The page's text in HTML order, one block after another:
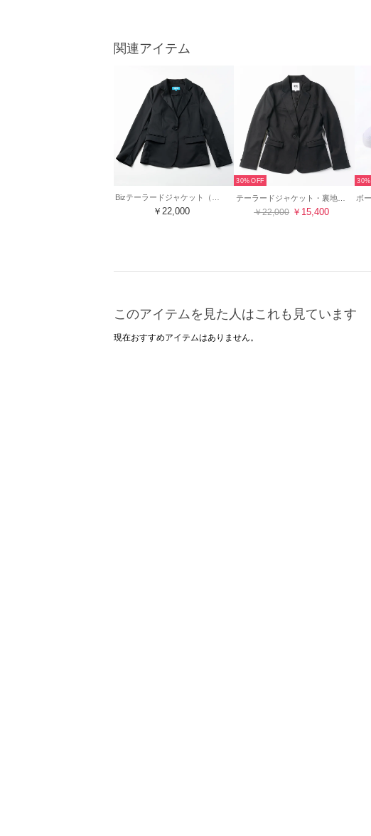
関連アイテム
￥22,000
30%
テーラードジャケット・裏地あり【返品不可商品】 （ブラック）
￥22,000 ￥15,400
30%
このアイテムを見た人はこれも見ています
現在おすすめアイテムはありません。